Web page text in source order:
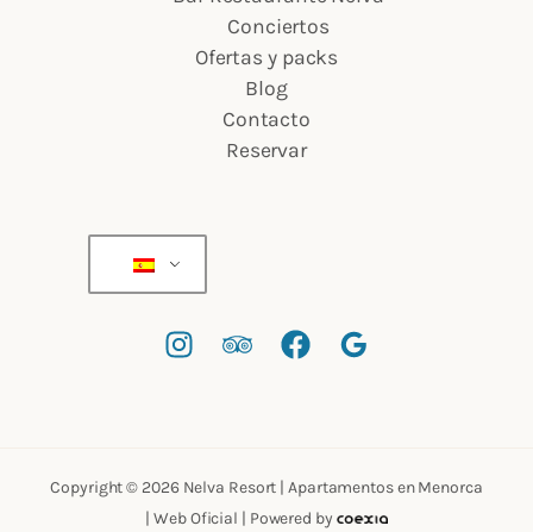
Conciertos
Ofertas y packs
Blog
Contacto
Reservar
Copyright © 2026 Nelva Resort | Apartamentos en Menorca
| Web Oficial | Powered by